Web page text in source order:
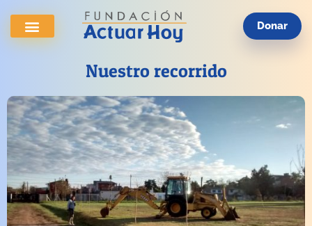
Donar
Nuestro recorrido